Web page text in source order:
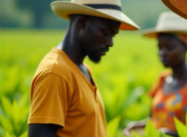
Μεταπηδήστε
περιεχόμενο